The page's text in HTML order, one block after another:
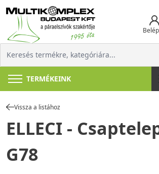
TERMÉKEINK
Vissza a listához
ELLECI -
G78